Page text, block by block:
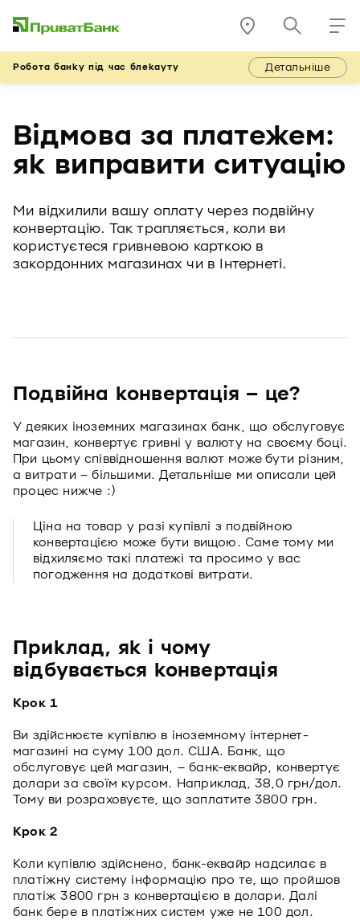
Робота банку під час блекауту Детальніше
Відмова за платежем:
як виправити ситуацію
Ми відхилили вашу оплату через подвійну
конвертацію. Так трапляється, коли ви
користуєтеся гривневою карткою в
закордонних магазинах чи в Інтернеті.
Подвійна конвертація – це?
У деяких іноземних магазинах банк, що обслуговує
магазин, конвертує гривні у валюту на своєму боці.
При цьому співвідношення валют може бути різним,
а витрати – більшими. Детальніше ми описали цей
процес нижче :)
Ціна на товар у разі купівлі з подвійною
конвертацією може бути вищою. Саме тому ми
відхиляємо такі платежі та просимо у вас
погодження на додаткові витрати.
Приклад, як і чому
відбувається конвертація
Крок 1
Ви здійснюєте купівлю в іноземному інтернет-
магазині на суму 100 дол. США. Банк, що
обслуговує цей магазин, – банк-еквайр, конвертує
долари за своїм курсом. Наприклад, 38,0 грн/дол.
Тому ви розраховуєте, що заплатите 3800 грн.
Крок 2
Коли купівлю здійснено, банк-еквайр надсилає в
платіжну систему інформацію про те, що пройшов
платіж 3800 грн з конвертацією в долари. Далі
банк бере в платіжних систем уже не 100 дол.